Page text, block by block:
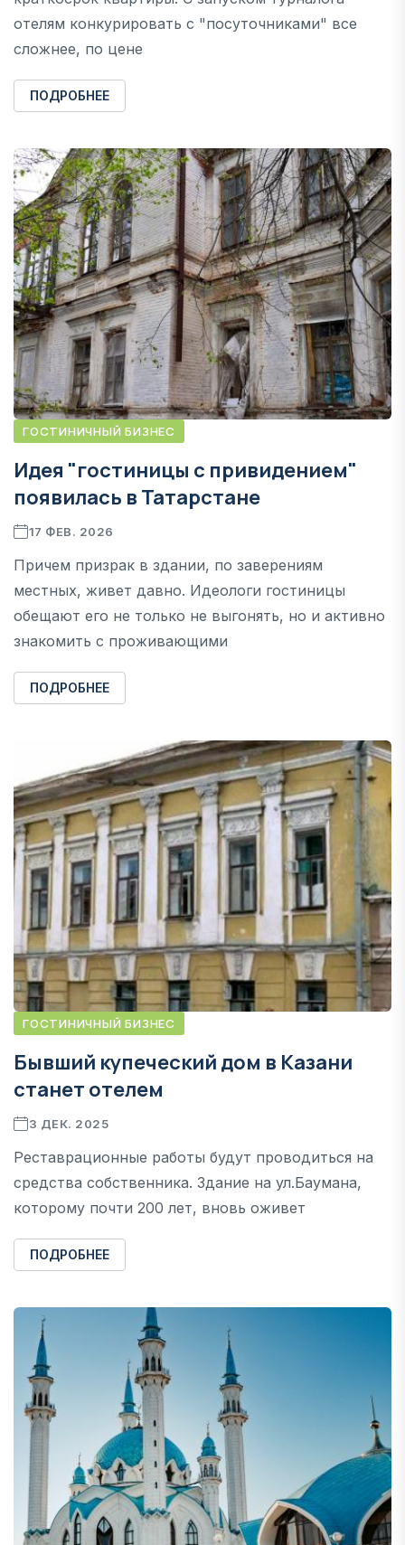
отелям конкурировать с "посуточниками" все
сложнее, по цене
ПОДРОБНЕЕ
ГОСТИНИЧНЫЙ БИЗНЕС
Идея "гостиницы с привидением"
появилась в Татарстане
17 ФЕВ. 2026
Причем призрак в здании, по заверениям
местных, живет давно. Идеологи гостиницы
обещают его не только не выгонять, но и активно
знакомить с проживающими
ПОДРОБНЕЕ
ГОСТИНИЧНЫЙ БИЗНЕС
Бывший купеческий дом в Казани
станет отелем
3 ДЕК. 2025
Реставрационные работы будут проводиться на
средства собственника. Здание на ул.Баумана,
которому почти 200 лет, вновь оживет
ПОДРОБНЕЕ